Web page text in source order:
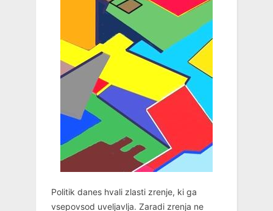
Politik danes hvali zlasti zrenje, ki ga
vsepovsod uveljavlja. Zaradi zrenja ne